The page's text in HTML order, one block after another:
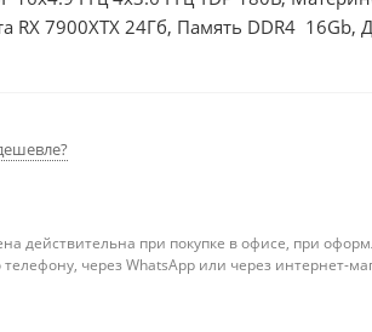
RX 7900XTX 24Гб, Память DDR4 16Gb,
действительна при покупке в офисе, при
телефону, через WhatsApp или через интернет-